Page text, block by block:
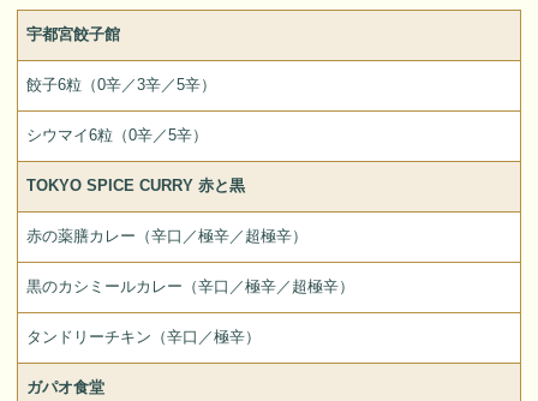
宇都宮餃子館
餃子6粒（0辛／3辛／5辛）
シウマイ6粒（0辛／5辛）
TOKYO SPICE CURRY 赤と黒
赤の薬膳カレー（辛口／極辛／超極辛）
黒のカシミールカレー（辛口／極辛／超極辛）
タンドリーチキン（辛口／極辛）
ガパオ食堂